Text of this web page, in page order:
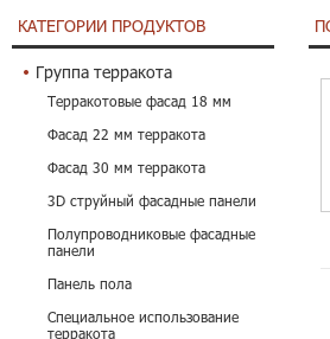
КАТЕГОРИИ ПРОДУКТОВ
Группа терракота
Терракотовые фасад 18 мм
Фасад 22 мм терракота
Фасад 30 мм терракота
3D струйный фасадные панели
Полупроводниковые фасадные
панели
Панель пола
Специальное использование
терракота